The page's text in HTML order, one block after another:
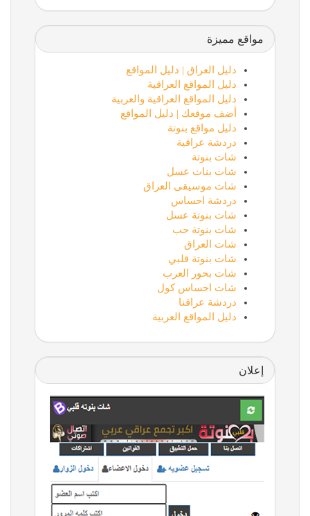
مواقع مميزة
دليل العراق | دليل المواقع
دليل المواقع العراقية
دليل المواقع العراقية والعربية
أضف موقعك | دليل المواقع
دليل مواقع بنوتة
دردشة عراقية
شات بنوتة
شات بنات عسل
شات موسيقى العراق
دردشة احساس
شات بنوتة عسل
شات بنوتة حب
شات العراق
شات بنوتة قلبي
شات بحور العرب
شات احساس كول
دردشة عراقنا
دليل المواقع العربية
إعلان